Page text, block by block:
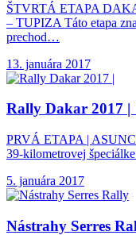
ŠTVRTÁ ETAPA
– TUPIZA Táto etapa
prechod…
13. januára 2017
Rally Dakar 2017 |
PRVÁ ETAPA |
39-kilometrovej
5. januára 2017
Nástrahy Serres